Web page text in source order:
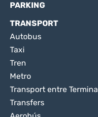
PARKING
TRANSPORT
Autobus
Taxi
Tren
Metro
Transport entre
Transfers